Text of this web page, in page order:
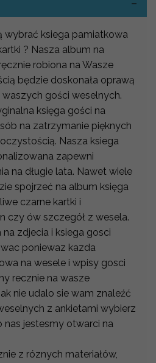
wybrać ksiega pamiatkowa
? Nasza album na
robiona na Wasze
będzie doskonała oprawą
gości weselnych.
księga gości na
na zatrzymanie pięknych
Nasza ksiega
zapewni
na długie lata. Nawet wiele
spojrzeć na album księga
czarne kartki i
czy ów szczegół z wesela.
zdjecia i ksiega gosci
poniewaz kazda
na wesele i wpisy gosci
recznie na wasze
nie udalo sie wam znaleźć
z ankietami wybierz
nas jestesmy otwarci na
z róznych materiałów,